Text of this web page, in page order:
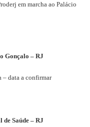
em marcha ao Palácio
Gonçalo – RJ
– data a confirmar
de Saúde – RJ